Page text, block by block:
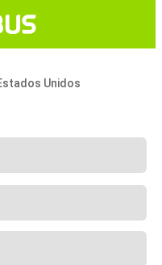
Unidos